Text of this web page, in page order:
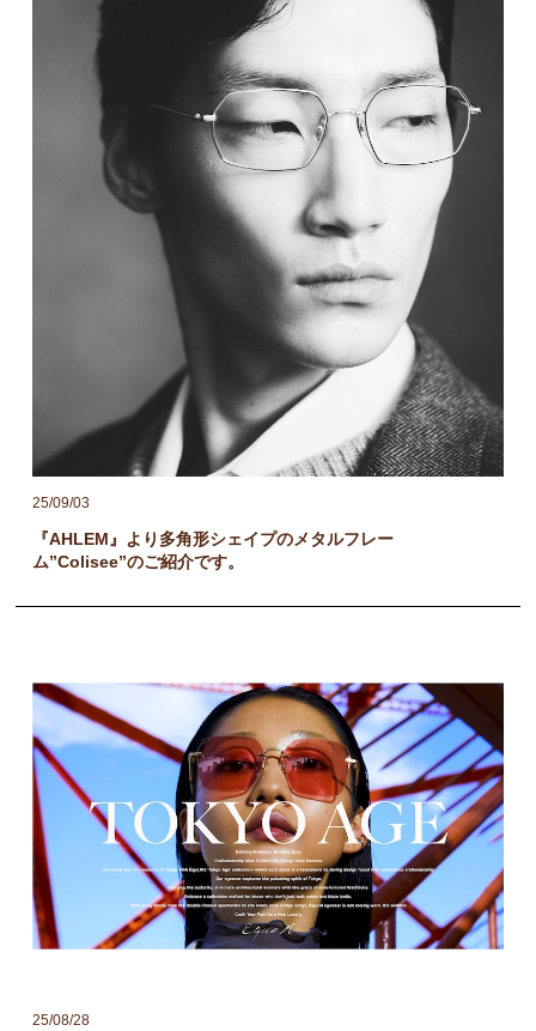
25/09/03
『AHLEM』より多角形シェイプのメタルフレー
ム”Colisee”のご紹介です。
25/08/28